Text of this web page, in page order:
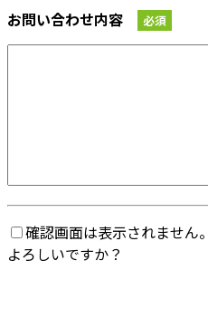
お問い合わせ内容 必須
確認画面は表示されません
よろしいですか？